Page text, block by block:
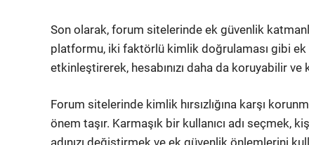
Son olarak, forum sitelerinde ek güvenlik
platformu, iki faktörlü kimlik doğrulaması gibi
etkinleştirerek, hesabınızı daha da koruyabilir ve
Forum sitelerinde kimlik hırsızlığına karşı
önem taşır. Karmaşık bir kullanıcı adı seçmek,
adınızı değiştirmek ve ek güvenlik önlemlerini